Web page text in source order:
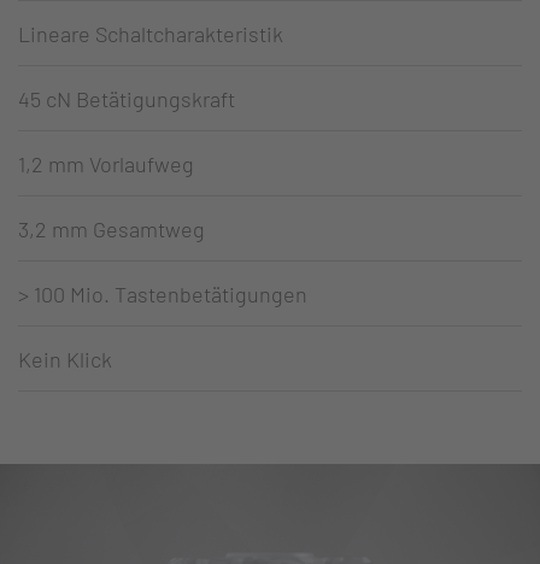
Lineare Schaltcharakteristik
45 cN Betätigungskraft
1,2 mm Vorlaufweg
3,2 mm Gesamtweg
> 100 Mio. Tastenbetätigungen
Kein Klick